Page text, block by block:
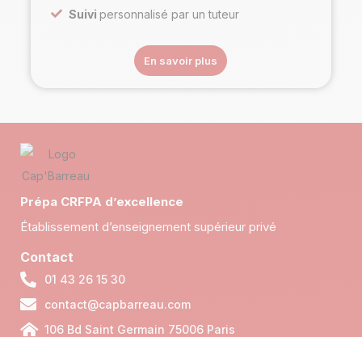
Suivi personnalisé par un tuteur
En savoir plus
Prépa CRFPA d’excellence
Établissement d’enseignement supérieur privé
Contact
01 43 26 15 30
contact@capbarreau.com
106 Bd Saint Germain 75006 Paris